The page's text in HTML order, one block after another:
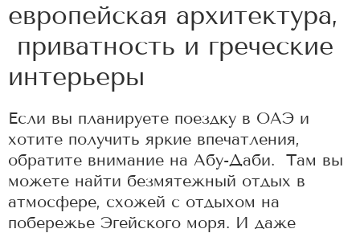
европейская архитектура,
приватность и греческие
интерьеры
Если вы планируете поездку в ОАЭ и
хотите получить яркие впечатления,
обратите внимание на Абу-Даби. Там вы
можете найти безмятежный отдых в
атмосфере, схожей с отдыхом на
побережье Эгейского моря. И даже